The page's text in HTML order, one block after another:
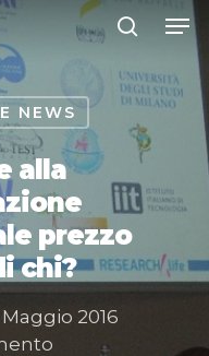
o ESC
NEWS
alla
prezzo
chi?
Maggio 2016